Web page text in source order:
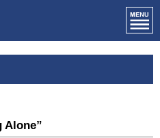
Alone”